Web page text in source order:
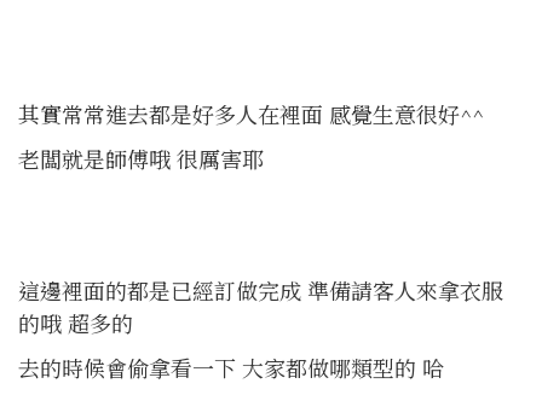
其實常常進去都是好多人在裡面 感覺生意很好^^
老闆就是師傅哦 很厲害耶
這邊裡面的都是已經訂做完成 準備請客人來拿衣服
的哦 超多的
去的時候會偷拿看一下 大家都做哪類型的 哈